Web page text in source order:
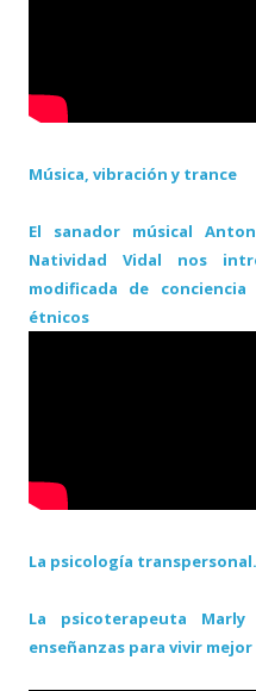
Música, vibración y trance
El sanador músical
Natividad Vidal nos
modificada de
étnicos
La psicología
La psicoterapeuta
enseñanzas para vivir mejor